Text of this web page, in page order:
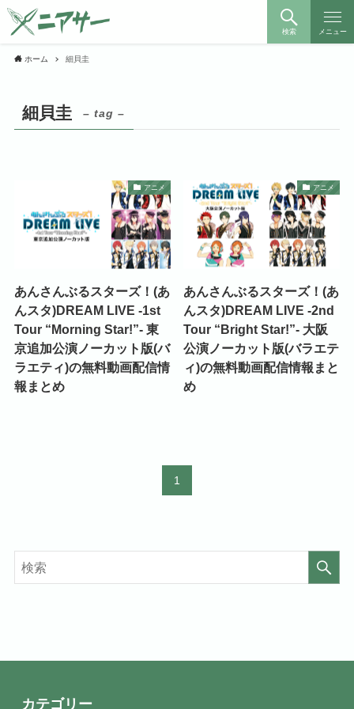
検索 メニュー
ホーム 細貝圭
細貝圭 – tag –
アニメ
あんさんぶるスターズ！(あ
んスタ)DREAM LIVE -1st
Tour “Morning Star!”- 東
京追加公演ノーカット版(バ
ラエティ)の無料動画配信情
報まとめ
アニメ
あんさんぶるスターズ！(あ
んスタ)DREAM LIVE -2nd
Tour “Bright Star!”- 大阪
公演ノーカット版(バラエテ
ィ)の無料動画配信情報まと
め
1
カテゴリー